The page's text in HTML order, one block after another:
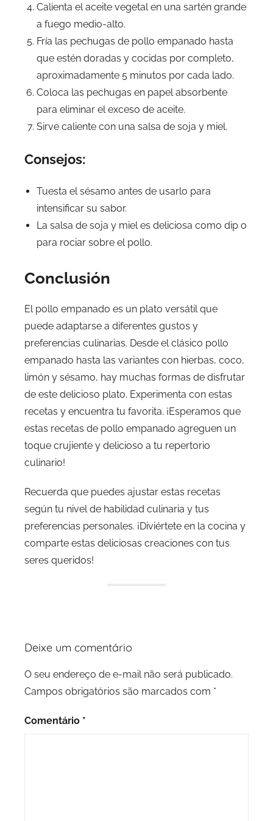
Calienta el aceite vegetal en una sartén grande
a fuego medio-alto.
Fría las pechugas de pollo empanado hasta
que estén doradas y cocidas por completo,
aproximadamente 5 minutos por cada lado.
Coloca las pechugas en papel absorbente
para eliminar el exceso de aceite.
Sirve caliente con una salsa de soja y miel.
Consejos:
Tuesta el sésamo antes de usarlo para
intensificar su sabor.
La salsa de soja y miel es deliciosa como dip o
para rociar sobre el pollo.
Conclusión
El pollo empanado es un plato versátil que
puede adaptarse a diferentes gustos y
preferencias culinarias. Desde el clásico pollo
empanado hasta las variantes con hierbas, coco,
limón y sésamo, hay muchas formas de disfrutar
de este delicioso plato. Experimenta con estas
recetas y encuentra tu favorita. ¡Esperamos que
estas recetas de pollo empanado agreguen un
toque crujiente y delicioso a tu repertorio
culinario!
Recuerda que puedes ajustar estas recetas
según tu nivel de habilidad culinaria y tus
preferencias personales. ¡Diviértete en la cocina y
comparte estas deliciosas creaciones con tus
seres queridos!
Deixe um comentário
O seu endereço de e-mail não será publicado.
Campos obrigatórios são marcados com *
Comentário *